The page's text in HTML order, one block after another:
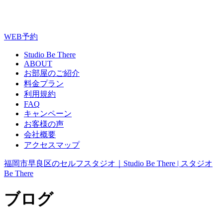
WEB予約
Studio Be There
ABOUT
お部屋のご紹介
料金プラン
利用規約
FAQ
キャンペーン
お客様の声
会社概要
アクセスマップ
福岡市早良区のセルフスタジオ｜Studio Be There | スタジオ
Be There
ブログ